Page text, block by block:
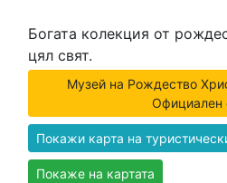
Богата колекция от
цял ​​свят.
Музей на Рождество
Официален
Покажи карта на
Покаже на картата